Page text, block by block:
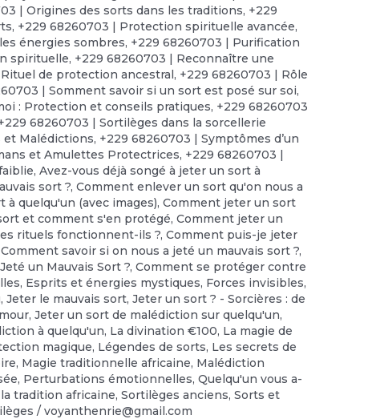
| Origines des sorts dans les traditions, +229
, +229 68260703 | Protection spirituelle avancée,
énergies sombres, +229 68260703 | Purification
spirituelle, +229 68260703 | Reconnaître une
de protection ancestral, +229 68260703 | Rôle
| Somment savoir si un sort est posé sur soi,
: Protection et conseils pratiques, +229 68260703
68260703 | Sortilèges dans la sorcellerie
et Malédictions, +229 68260703 | Symptômes d’un
et Amulettes Protectrices, +229 68260703 |
,Avez-vous déjà songé à jeter un sort à
sort ?,Comment enlever un sort qu'on nous a
quelqu'un (avec images),Comment jeter un sort
et comment s'en protégé,Comment jeter un
rituels fonctionnent-ils ?,Comment puis-je jeter
Comment savoir si on nous a jeté un mauvais sort ?,
un Mauvais Sort ?,Comment se protéger contre
, Esprits et énergies mystiques, Forces invisibles,
,Jeter le mauvais sort,Jeter un sort ? - Sorcières : de
,Jeter un sort de malédiction sur quelqu'un,
à quelqu'un, La divination €100, ‎La magie de
magique, Légendes de sorts, Les secrets de
, Magie traditionnelle africaine, Malédiction
, Perturbations émotionnelles,Quelqu'un vous a-
tradition africaine,Sortilèges anciens,Sorts et
/voyanthenrie@gmail.com